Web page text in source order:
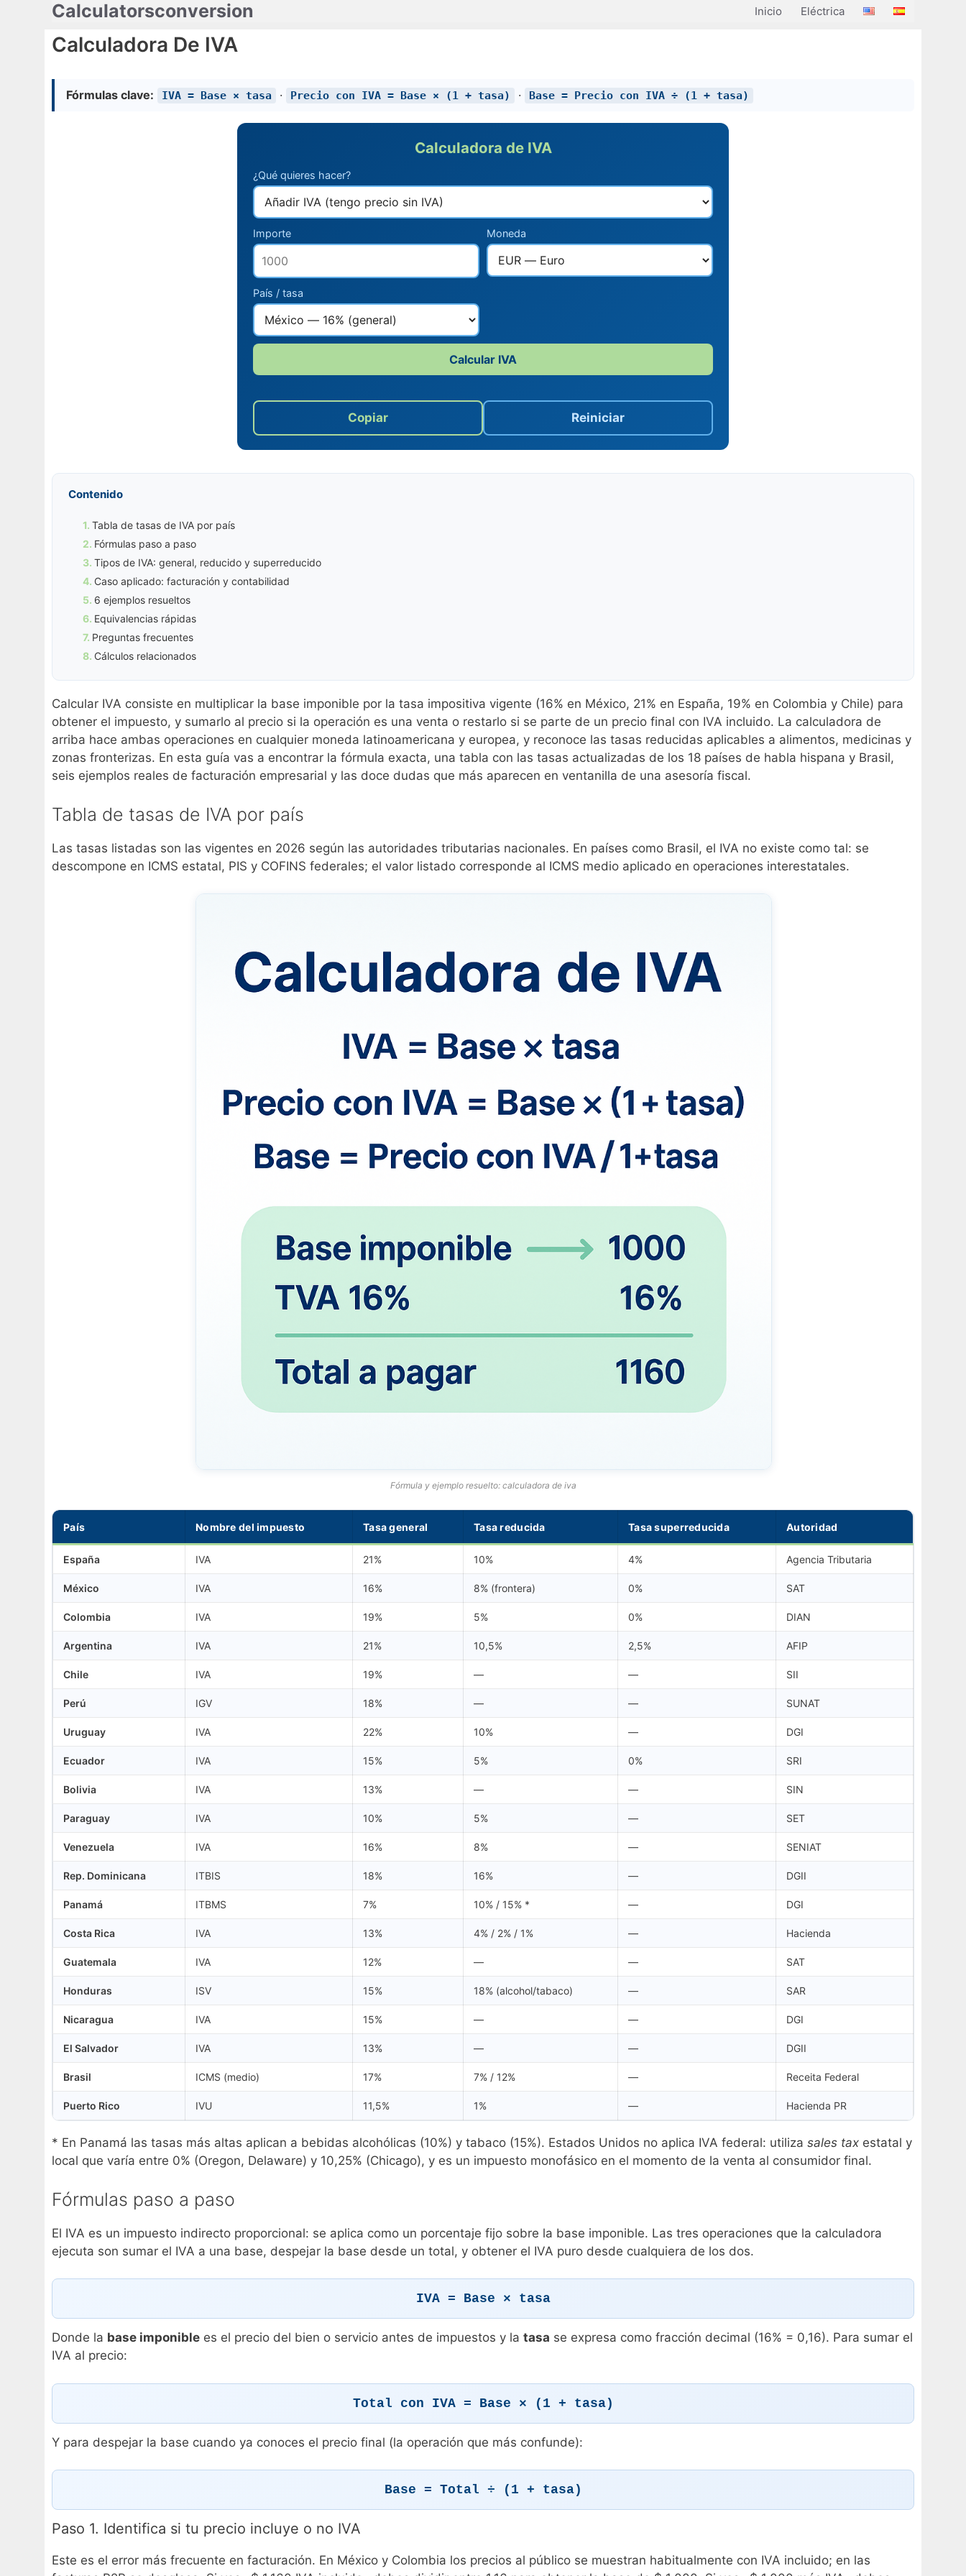
contenido
Calculatorsconversion Inicio Eléctrica
Calculadora De IVA
Fórmulas clave: IVA = Base × tasa · Precio con IVA = Base × (1 + tasa) · Base = Precio con IVA ÷ (1 + tasa)
Calculadora de IVA
¿Qué quieres hacer?
Importe Moneda
País / tasa
Calcular IVA
Copiar Reiniciar
Contenido
Tabla de tasas de IVA por país
Fórmulas paso a paso
Tipos de IVA: general, reducido y superreducido
Caso aplicado: facturación y contabilidad
6 ejemplos resueltos
Equivalencias rápidas
Preguntas frecuentes
Cálculos relacionados
Calcular IVA consiste en multiplicar la base imponible por la tasa impositiva vigente (16% en México, 21% en España, 19% en Colombia y Chile) para
obtener el impuesto, y sumarlo al precio si la operación es una venta o restarlo si se parte de un precio final con IVA incluido. La calculadora de
arriba hace ambas operaciones en cualquier moneda latinoamericana y europea, y reconoce las tasas reducidas aplicables a alimentos, medicinas y
zonas fronterizas. En esta guía vas a encontrar la fórmula exacta, una tabla con las tasas actualizadas de los 18 países de habla hispana y Brasil,
seis ejemplos reales de facturación empresarial y las doce dudas que más aparecen en ventanilla de una asesoría fiscal.
Tabla de tasas de IVA por país
Las tasas listadas son las vigentes en 2026 según las autoridades tributarias nacionales. En países como Brasil, el IVA no existe como tal: se
descompone en ICMS estatal, PIS y COFINS federales; el valor listado corresponde al ICMS medio aplicado en operaciones interestatales.
Fórmula y ejemplo resuelto: calculadora de iva
País Nombre del impuesto Tasa general Tasa reducida Tasa superreducida Autoridad
España IVA 21% 10% 4% Agencia Tributaria
México IVA 16% 8% (frontera) 0% SAT
Colombia IVA 19% 5% 0% DIAN
Argentina IVA 21% 10,5% 2,5% AFIP
Chile IVA 19% — — SII
Perú IGV 18% — — SUNAT
Uruguay IVA 22% 10% — DGI
Ecuador IVA 15% 5% 0% SRI
Bolivia IVA 13% — — SIN
Paraguay IVA 10% 5% — SET
Venezuela IVA 16% 8% — SENIAT
Rep. Dominicana ITBIS 18% 16% — DGII
Panamá ITBMS 7% 10% / 15% * — DGI
Costa Rica IVA 13% 4% / 2% / 1% — Hacienda
Guatemala IVA 12% — — SAT
Honduras ISV 15% 18% (alcohol/tabaco) — SAR
Nicaragua IVA 15% — — DGI
El Salvador IVA 13% — — DGII
Brasil ICMS (medio) 17% 7% / 12% — Receita Federal
Puerto Rico IVU 11,5% 1% — Hacienda PR
* En Panamá las tasas más altas aplican a bebidas alcohólicas (10%) y tabaco (15%). Estados Unidos no aplica IVA federal: utiliza sales tax estatal y
local que varía entre 0% (Oregon, Delaware) y 10,25% (Chicago), y es un impuesto monofásico en el momento de la venta al consumidor final.
Fórmulas paso a paso
El IVA es un impuesto indirecto proporcional: se aplica como un porcentaje fijo sobre la base imponible. Las tres operaciones que la calculadora
ejecuta son sumar el IVA a una base, despejar la base desde un total, y obtener el IVA puro desde cualquiera de los dos.
IVA = Base × tasa
Donde la base imponible es el precio del bien o servicio antes de impuestos y la tasa se expresa como fracción decimal (16% = 0,16). Para sumar el
IVA al precio:
Total con IVA = Base × (1 + tasa)
Y para despejar la base cuando ya conoces el precio final (la operación que más confunde):
Base = Total ÷ (1 + tasa)
Paso 1. Identifica si tu precio incluye o no IVA
Este es el error más frecuente en facturación. En México y Colombia los precios al público se muestran habitualmente con IVA incluido; en las